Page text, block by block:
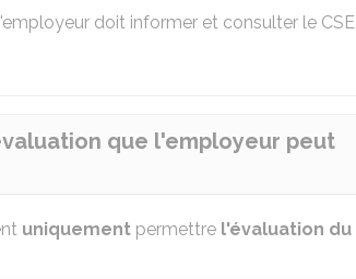
doit informer et consulter le CSE
que l'employeur peut
uniquement permettre l'évaluation du